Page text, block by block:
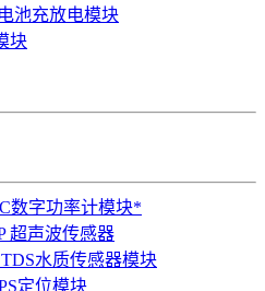
池充放电模块
块
数字功率计模块*
超声波传感器
TDS水质传感器模块
定位模块